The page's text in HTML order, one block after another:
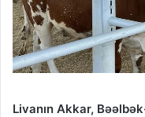
Livanın Akkar,